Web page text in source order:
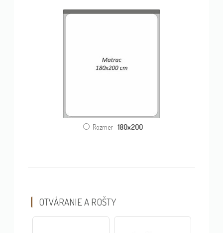
Rozmer 180x200
OTVÁRANIE A ROŠTY